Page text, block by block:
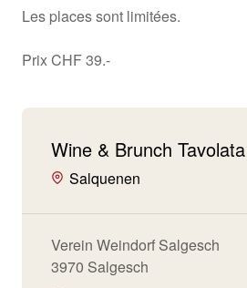
Les places sont limitées.
Prix CHF 39.-
Wine & Brunch Tavolata
Salquenen
Verein Weindorf Salgesch
3970 Salgesch